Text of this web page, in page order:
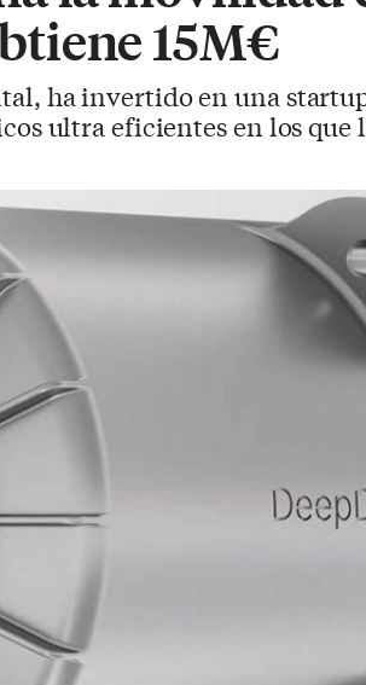
15M€
ha invertido en una
ultra eficientes en los